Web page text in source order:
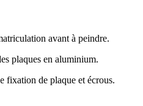
avant à peindre.
plaques en aluminium.
fixation de plaque et écrous.